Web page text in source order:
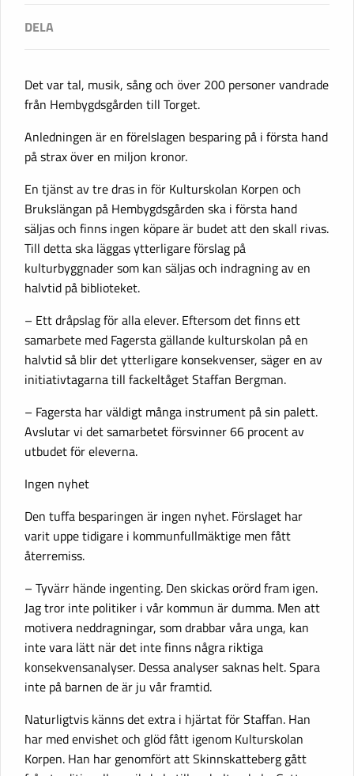
Det var tal, musik, sång och över 200 personer vandrade
från Hembygdsgården till Torget.
Anledningen är en förelslagen besparing på i första hand
på strax över en miljon kronor.
En tjänst av tre dras in för Kulturskolan Korpen och
Brukslängan på Hembygdsgården ska i första hand
säljas och finns ingen köpare är budet att den skall rivas.
Till detta ska läggas ytterligare förslag på
kulturbyggnader som kan säljas och indragning av en
halvtid på biblioteket.
– Ett dråpslag för alla elever. Eftersom det finns ett
samarbete med Fagersta gällande kulturskolan på en
halvtid så blir det ytterligare konsekvenser, säger en av
initiativtagarna till fackeltåget Staffan Bergman.
– Fagersta har väldigt många instrument på sin palett.
Avslutar vi det samarbetet försvinner 66 procent av
utbudet för eleverna.
Ingen nyhet
Den tuffa besparingen är ingen nyhet. Förslaget har
varit uppe tidigare i kommunfullmäktige men fått
återremiss.
– Tyvärr hände ingenting. Den skickas orörd fram igen.
Jag tror inte politiker i vår kommun är dumma. Men att
motivera neddragningar, som drabbar våra unga, kan
inte vara lätt när det inte finns några riktiga
konsekvensanalyser. Dessa analyser saknas helt. Spara
inte på barnen de är ju vår framtid.
Naturligtvis känns det extra i hjärtat för Staffan. Han
har med envishet och glöd fått igenom Kulturskolan
Korpen. Han har genomfört att Skinnskatteberg gått